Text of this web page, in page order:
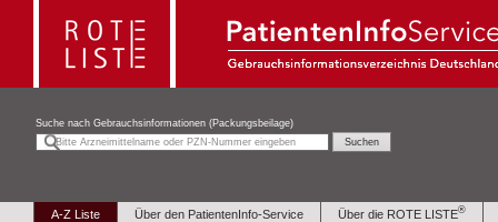
Suche nach Gebrauchsinformationen (Packungsbeilage)
A-Z Liste Über den PatientenInfo-Service Über die ROTE LISTE®